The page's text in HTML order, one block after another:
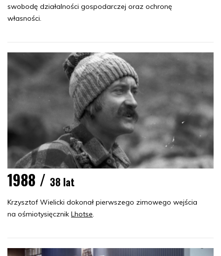
swobodę działalności gospodarczej oraz ochronę
własności.
1988 / 38 lat
Krzysztof Wielicki dokonał pierwszego zimowego wejścia
na ośmiotysięcznik Lhotse.